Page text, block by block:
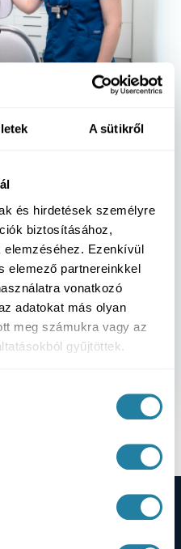
A sütikről
és hirdetések személyre
biztosításához,
elemzéséhez. Ezenkívül
elemező partnereinkkel
vonatkozó
adatokat más olyan
meg számukra vagy az
gyűjtöttek.
az Ön
legbiztonságosabb
lépések